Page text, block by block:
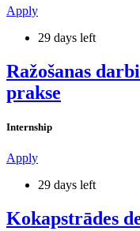
Apply
29 days left
Ražošanas
prakse
Internship
Apply
29 days left
Kokapstrādes